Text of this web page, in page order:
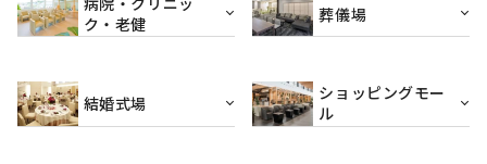
ク・老健
葬儀場
結婚式場
ショッピングモー
ル